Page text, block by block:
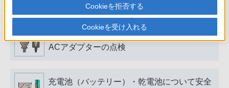
電源プラグ・コード、USB端子・ケーブル、
ACアダプターの点検
充電池（バッテリー）・乾電池について安全
Cookieを拒否する
Cookieを受け入れる